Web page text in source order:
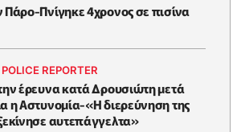
Πνίγηκε 4χρονος σε πισίνα
POLICE REPORTER
έρευνα κατά Δρουσιώτη μετά
η Αστυνομία-«Η διερεύνηση της
αυτεπάγγελτα»